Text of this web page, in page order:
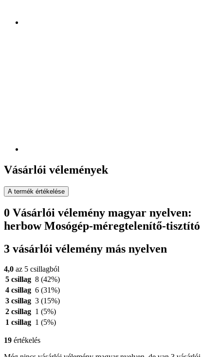
Vásárlói vélemények
A termék értékelése
0 Vásárlói vélemény magyar nyelven:
herbow Mosógép-méregtelenítő-tisztító
3 vásárlói vélemény más nyelven
4,0 az 5 csillagból
5 csillag 8 (42%)
4 csillag 6 (31%)
3 csillag 3 (15%)
2 csillag 1 (5%)
1 csillag 1 (5%)
19 értékelés